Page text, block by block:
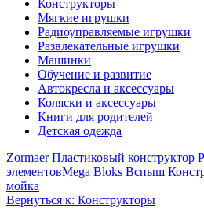
Конструкторы
Мягкие игрушки
Радиоуправляемые игрушки
Развлекательные игрушки
Машинки
Обучение и развитие
Автокресла и аксессуары
Коляски и аксессуары
Книги для родителей
Детская одежда
Zormaer Пластиковый конструктор
элементовMega Bloks Вспыш
мойка
Вернуться к: Конструкторы